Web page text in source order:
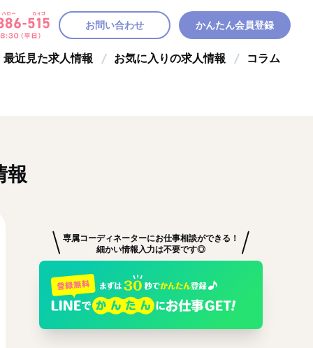
お問い合わせ かんたん会員登録
最近見た求人情報 お気に入りの求人情報 コラム
報
専属コーディネーターにお仕事相談ができる！
細かい情報入力は不要です◎